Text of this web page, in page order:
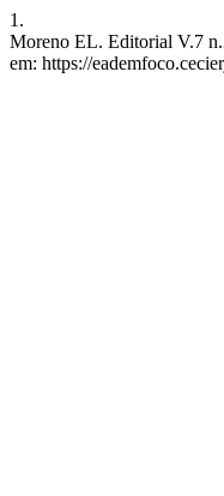
1.
Moreno EL. Editorial V.7
em: https://